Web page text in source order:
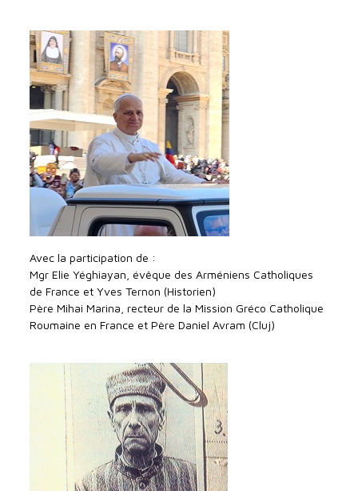
Avec la participation de :
Mgr Elie Yéghiayan, évêque des Arméniens Catholiques
de France et Yves Ternon (Historien)
Père Mihai Marina, recteur de la Mission Gréco Catholique
Roumaine en France et Père Daniel Avram (Cluj)